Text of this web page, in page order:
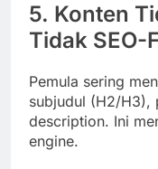
5. Konten
Tidak SEO-
Pemula sering
subjudul (H2/H3),
description. Ini
engine.